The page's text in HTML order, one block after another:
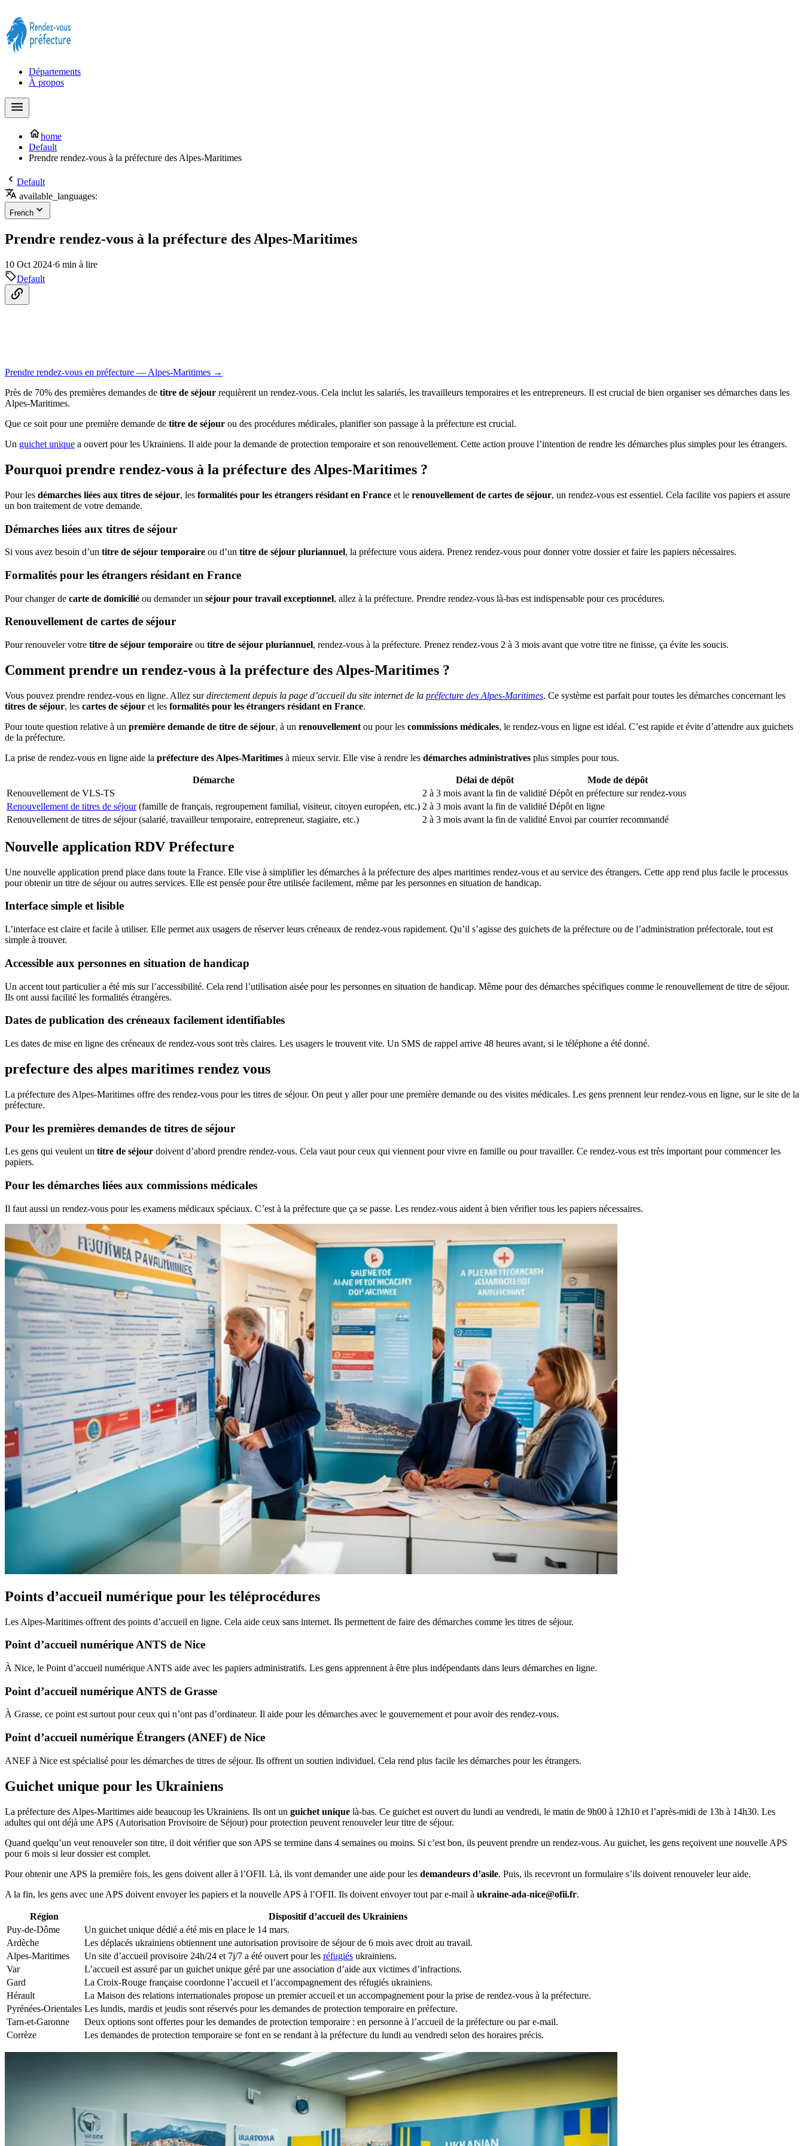
Départements
À propos
home
Default
Prendre rendez-vous à la préfecture des Alpes-Maritimes
Default
available_languages:
French
Prendre rendez-vous à la préfecture des Alpes-Maritimes
10 Oct 2024·6 min à lire
Default
Prendre rendez-vous en préfecture — Alpes-Maritimes →
Près de 70% des premières demandes de titre de séjour requièrent un rendez-vous. Cela inclut les salariés, les travailleurs temporaires et les entrepreneurs. Il est crucial de bien organiser ses démarches dans les
Alpes-Maritimes.
Que ce soit pour une première demande de titre de séjour ou des procédures médicales, planifier son passage à la préfecture est crucial.
Un guichet unique a ouvert pour les Ukrainiens. Il aide pour la demande de protection temporaire et son renouvellement. Cette action prouve l’intention de rendre les démarches plus simples pour les étrangers.
Pourquoi prendre rendez-vous à la préfecture des Alpes-Maritimes ?
Pour les démarches liées aux titres de séjour, les formalités pour les étrangers résidant en France et le renouvellement de cartes de séjour, un rendez-vous est essentiel. Cela facilite vos papiers et assure
un bon traitement de votre demande.
Démarches liées aux titres de séjour
Si vous avez besoin d’un titre de séjour temporaire ou d’un titre de séjour pluriannuel, la préfecture vous aidera. Prenez rendez-vous pour donner votre dossier et faire les papiers nécessaires.
Formalités pour les étrangers résidant en France
Pour changer de carte de domicilié ou demander un séjour pour travail exceptionnel, allez à la préfecture. Prendre rendez-vous là-bas est indispensable pour ces procédures.
Renouvellement de cartes de séjour
Pour renouveler votre titre de séjour temporaire ou titre de séjour pluriannuel, rendez-vous à la préfecture. Prenez rendez-vous 2 à 3 mois avant que votre titre ne finisse, ça évite les soucis.
Comment prendre un rendez-vous à la préfecture des Alpes-Maritimes ?
Vous pouvez prendre rendez-vous en ligne. Allez surdirectement depuis la page d’accueil du site internet de la préfecture des Alpes-Maritimes. Ce système est parfait pour toutes les démarches concernant les
titres de séjour, les cartes de séjour et les formalités pour les étrangers résidant en France.
Pour toute question relative à un première demande de titre de séjour, à un renouvellement ou pour les commissions médicales, le rendez-vous en ligne est idéal. C’est rapide et évite d’attendre aux guichets
de la préfecture.
La prise de rendez-vous en ligne aide la préfecture des Alpes-Maritimes à mieux servir. Elle vise à rendre les démarches administratives plus simples pour tous.
Démarche Délai de dépôt
Mode de dépôt
Renouvellement de VLS-TS
2 à 3 mois avant la fin de validité Dépôt en préfecture sur rendez-vous
Renouvellement de titres de séjour(famille de français, regroupement familial, visiteur, citoyen européen, etc.) 2 à 3 mois avant la fin de validité Dépôt en ligne
Renouvellement de titres de séjour (salarié, travailleur temporaire, entrepreneur, stagiaire, etc.)
2 à 3 mois avant la fin de validité Envoi par courrier recommandé
Nouvelle application RDV Préfecture
Une nouvelle application prend place dans toute la France. Elle vise à simplifier les démarches à la préfecture des alpes maritimes rendez-vous et au service des étrangers. Cette app rend plus facile le processus
pour obtenir un titre de séjourou autres services. Elle est pensée pour être utilisée facilement, même par les personnes en situation de handicap.
Interface simple et lisible
L’interface est claire et facile à utiliser. Elle permet aux usagers de réserver leurs créneaux de rendez-vous rapidement. Qu’il s’agisse des guichets de la préfecture ou de l’administration préfectorale, tout est
simple à trouver.
Accessible aux personnes en situation de handicap
Un accent tout particulier a été mis sur l’accessibilité. Cela rend l’utilisation aisée pour les personnes en situation de handicap. Même pour des démarches spécifiques comme le renouvellement de titre de séjour.
Ils ont aussi facilité les formalités étrangères.
Dates de publication des créneaux facilement identifiables
Les dates de mise en ligne des créneaux de rendez-vous sont très claires. Les usagers le trouvent vite. Un SMS de rappel arrive 48 heures avant, si le téléphone a été donné.
prefecture des alpes maritimes rendez vous
La préfecture des Alpes-Maritimes offre des rendez-vous pour les titres de séjour. On peut y aller pour une première demande ou des visites médicales. Les gens prennent leur rendez-vous en ligne, sur le site de la
préfecture.
Pour les premières demandes de titres de séjour
Les gens qui veulent un titre de séjour doivent d’abord prendre rendez-vous. Cela vaut pour ceux qui viennent pour vivre en famille ou pour travailler. Ce rendez-vous est très important pour commencer les
papiers.
Pour les démarches liées aux commissions médicales
Il faut aussi un rendez-vous pour les examens médicaux spéciaux. C’est à la préfecture que ça se passe. Les rendez-vous aident à bien vérifier tous les papiers nécessaires.
Points d’accueil numérique pour les téléprocédures
Les Alpes-Maritimes offrent des points d’accueil en ligne. Cela aide ceux sans internet. Ils permettent de faire des démarches comme les titres de séjour.
Point d’accueil numérique ANTS de Nice
À Nice, le Point d’accueil numérique ANTS aide avec les papiers administratifs. Les gens apprennent à être plus indépendants dans leurs démarches en ligne.
Point d’accueil numérique ANTS de Grasse
À Grasse, ce point est surtout pour ceux qui n’ont pas d’ordinateur. Il aide pour les démarches avec le gouvernement et pour avoir des rendez-vous.
Point d’accueil numérique Étrangers (ANEF) de Nice
ANEF à Nice est spécialisé pour les démarches de titres de séjour. Ils offrent un soutien individuel. Cela rend plus facile les démarches pour les étrangers.
Guichet unique pour les Ukrainiens
La préfecture des Alpes-Maritimes aide beaucoup les Ukrainiens. Ils ont un guichet unique là-bas. Ce guichet est ouvert du lundi au vendredi, le matin de 9h00 à 12h10 et l’après-midi de 13h à 14h30. Les
adultes qui ont déjà une APS (Autorisation Provisoire de Séjour) pour protection peuvent renouveler leur titre de séjour.
Quand quelqu’un veut renouveler son titre, il doit vérifier que son APS se termine dans 4 semaines ou moins. Si c’est bon, ils peuvent prendre un rendez-vous. Au guichet, les gens reçoivent une nouvelle APS
pour 6 mois si leur dossier est complet.
Pour obtenir une APS la première fois, les gens doivent aller à l’OFII. Là, ils vont demander une aide pour les demandeurs d’asile. Puis, ils recevront un formulaire s’ils doivent renouveler leur aide.
A la fin, les gens avec une APS doivent envoyer les papiers et la nouvelle APS à l’OFII. Ils doivent envoyer tout par e-mail à ukraine-ada-nice@ofii.fr.
Région
Dispositif d’accueil des Ukrainiens
Puy-de-Dôme
Un guichet unique dédié a été mis en place le 14 mars.
Ardèche
Les déplacés ukrainiens obtiennent une autorisation provisoire de séjour de 6 mois avec droit au travail.
Alpes-Maritimes
Un site d’accueil provisoire 24h/24 et 7j/7 a été ouvert pour les réfugiés ukrainiens.
Var
L’accueil est assuré par un guichet unique géré par une association d’aide aux victimes d’infractions.
Gard
La Croix-Rouge française coordonne l’accueil et l’accompagnement des réfugiés ukrainiens.
Hérault
La Maison des relations internationales propose un premier accueil et un accompagnement pour la prise de rendez-vous à la préfecture.
Pyrénées-Orientales Les lundis, mardis et jeudis sont réservés pour les demandes de protection temporaire en préfecture.
Tarn-et-Garonne
Deux options sont offertes pour les demandes de protection temporaire : en personne à l’accueil de la préfecture ou par e-mail.
Corrèze
Les demandes de protection temporaire se font en se rendant à la préfecture du lundi au vendredi selon des horaires précis.